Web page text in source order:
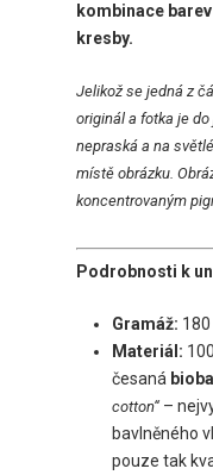
kombinace
kresby.
Jelikož se jedná z
originál a fotka je
nepraská a na
místě obrázku.
koncentrovaným
Podrobnosti k
Gramáž:
Materiál:
česaná
cotton“ –
bavlněného
pouze tak